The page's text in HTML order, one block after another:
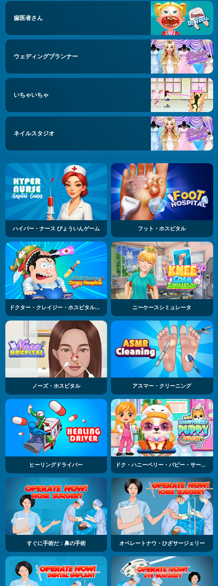
歯医者さん
ウェディングプランナー
いちゃいちゃ
ネイルスタジオ
ハイパー・ナース びょういんゲーム フット・ホスピタル
ドクター・クレイジー・ホスピタルASMR ニーケースシミュレータ
ノーズ・ホスピタル アスマー・クリーニング
ヒーリングドライバー ドク・ハニーベリー・パピー・サージェリー
すぐに手術だ：鼻の手術 オペレートナウ・ひざサージェリー